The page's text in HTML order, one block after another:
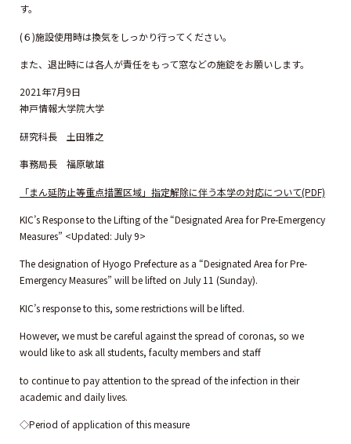
す。
(６)施設使用時は換気をしっかり行ってください。
また、退出時には各人が責任をもって窓などの施錠をお願いします。
2021年7月9日
神戸情報大学院大学
研究科長 土田雅之
事務局長 福原敏雄
「まん延防止等重点措置区域」指定解除に伴う本学の対応について(PDF)
KIC’s Response to the Lifting of the “Designated Area for Pre-Emergency
Measures” <Updated: July 9>
The designation of Hyogo Prefecture as a “Designated Area for Pre-
Emergency Measures” will be lifted on July 11 (Sunday).
KIC’s response to this, some restrictions will be lifted.
However, we must be careful against the spread of coronas, so we
would like to ask all students, faculty members and staff
to continue to pay attention to the spread of the infection in their
academic and daily lives.
◇Period of application of this measure